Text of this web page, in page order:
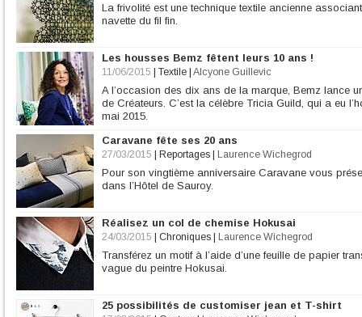
La frivolité est une technique textile ancienne
navette du fil fin.
Les housses Bemz fêtent leurs 10 ans !
11/06/2015 Textile Alcyone Guillevic
A l’occasion des dix ans de la marque, Bemz lance
de Créateurs. C’est la célèbre Tricia Guild, qui a eu
mai 2015.
Caravane fête ses 20 ans
27/03/2015 Reportages Laurence Wichegrod
Pour son vingtième anniversaire Caravane vous
dans l’Hôtel de Sauroy.
Réalisez un col de chemise Hokusai
24/03/2015 Chroniques Laurence Wichegrod
Transférez un motif à l’aide d’une feuille de papier
vague du peintre Hokusai.
25 possibilités de customiser jean et T-shirt